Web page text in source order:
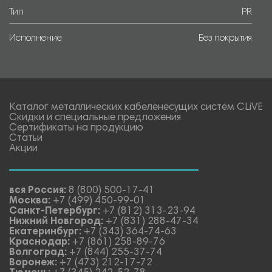
Тип PR
Исполнение Без покрытия
Каталог металлических кабеленесущих систем CLiVE
Скидки и специальные предложения
Сертификаты на продукцию
Статьи
Акции
вся Россия: 8 (800) 500-17-41
Москва: +7 (499) 450-99-01
Санкт-Петербург: +7 (812) 313-23-94
Нижний Новгород: +7 (831) 288-47-34
Екатеринбург: +7 (343) 364-74-63
Краснодар: +7 (861) 258-89-76
Волгоград: +7 (844) 255-37-74
Воронеж: +7 (473) 212-17-72